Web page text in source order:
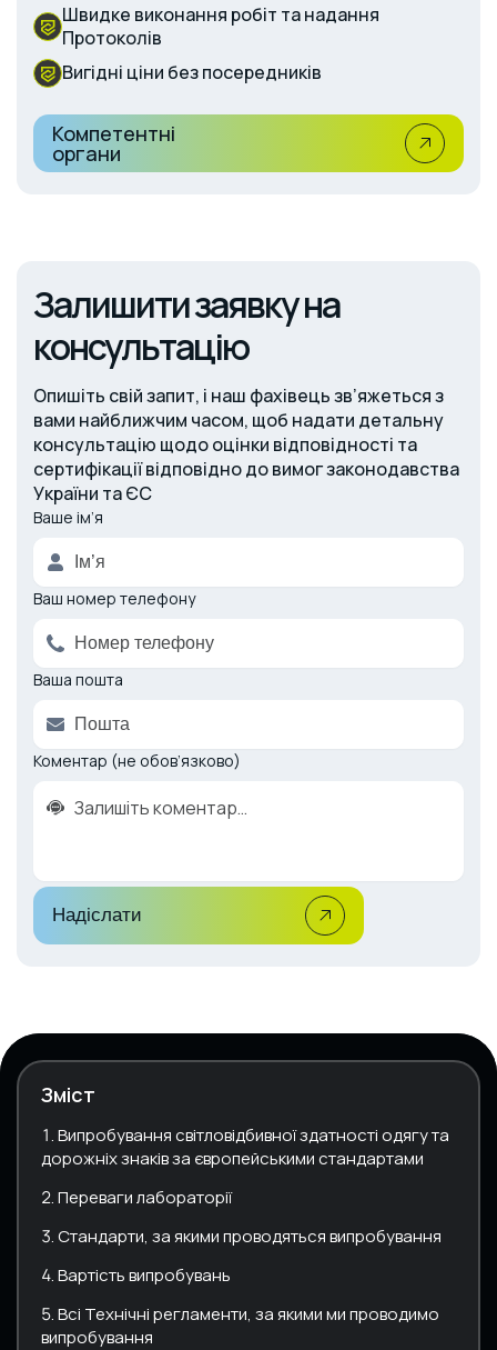
Швидке виконання робіт та надання
Протоколів
Вигідні ціни без посередників
Компетентні
органи
Залишити заявку на
консультацію
Опишіть свій запит, і наш фахівець зв’яжеться з
вами найближчим часом, щоб надати детальну
консультацію щодо оцінки відповідності та
сертифікації відповідно до вимог законодавства
України та ЄС
Ваше ім’я
Ваш номер телефону
Ваша пошта
Коментар (не обов’язково)
Надіслати
Alternative:
Зміст
Випробування світловідбивної здатності одягу та
дорожніх знаків за європейськими стандартами
Переваги лабораторії
Стандарти, за якими проводяться випробування
Вартість випробувань
Всі Технічні регламенти, за якими ми проводимо
випробування